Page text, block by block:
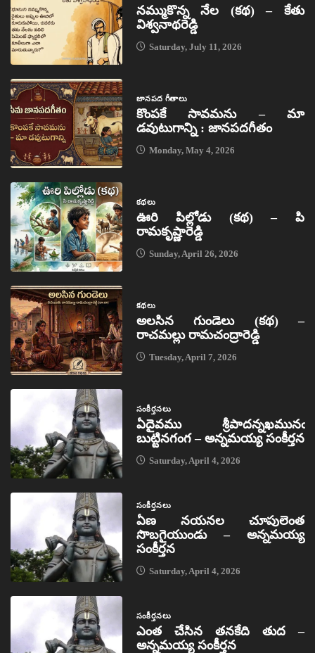
నమ్ముకొన్న నేల (కథ) – కేతు
విశ్వనాథరెడ్డి
Saturday, July 11, 2026
జానపద గీతాలు
కొంపకే సావమను – మా
డవుటుగాన్ని : జానపదగీతం
Monday, May 4, 2026
కథలు
ఊరి పిల్లోడు (కథ) – పి
రామకృష్ణారెడ్డి
Sunday, April 26, 2026
కథలు
అలసిన గుండెలు (కథ) –
రాచమల్లు రామచంద్రారెడ్డి
Tuesday, April 7, 2026
సంకీర్తనలు
ఏదైవము శ్రీపాదన్నఖమునఁ
బుట్టినగంగ – అన్నమయ్య సంకీర్తన
Saturday, April 4, 2026
సంకీర్తనలు
ఏణ నయనల చూపులెంత
సొబగైయుండు – అన్నమయ్య
సంకీర్తన
Saturday, April 4, 2026
సంకీర్తనలు
ఎంత చేసిన తనకేది తుద –
అన్నమయ్య సంకీర్తన